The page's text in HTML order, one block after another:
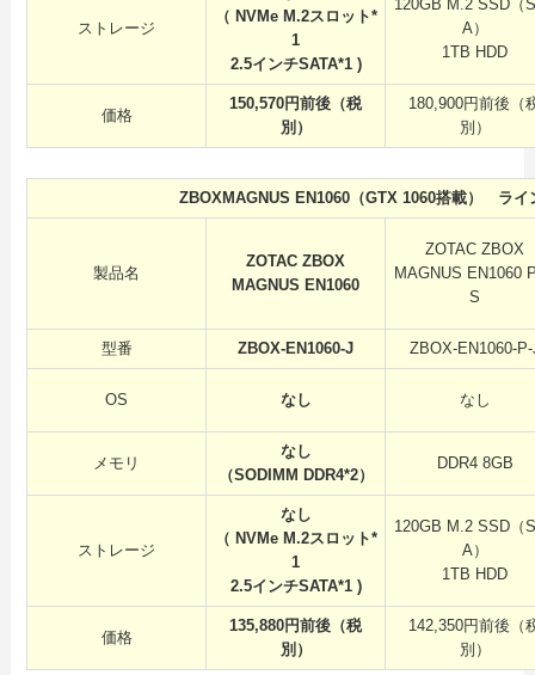
ストレージ
（ NVMe M.2スロット*
1
2.5インチSATA*1 )
120GB M.2 SSD（
A）
1TB HDD
価格
150,570円前後（税
別）
180,900円前後（
別）
ZBOXMAGNUS EN1060（GTX 1060搭載） ライ
製品名
ZOTAC ZBOX
MAGNUS EN1060
ZOTAC ZBOX
MAGNUS EN1060
S
型番 ZBOX-EN1060-J ZBOX-EN1060-
OS なし なし
メモリ
なし
（SODIMM DDR4*2）
DDR4 8GB
ストレージ
なし
（ NVMe M.2スロット*
1
2.5インチSATA*1 )
120GB M.2 SSD（
A）
1TB HDD
価格
135,880円前後（税
別）
142,350円前後（
別）